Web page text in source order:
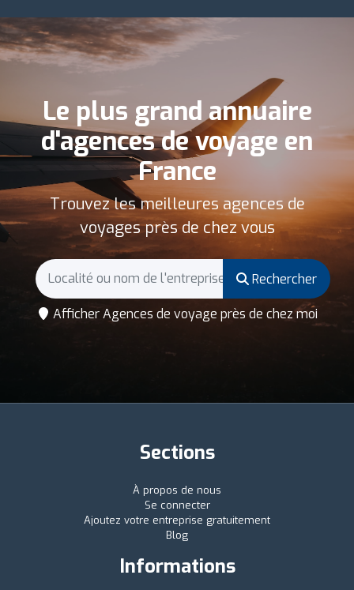
Le plus grand annuaire
d'agences de voyage en
France
Trouvez les meilleures agences de
voyages près de chez vous
Rechercher
Afficher Agences de voyage près de chez moi
Sections
À propos de nous
Se connecter
Ajoutez votre entreprise gratuitement
Blog
Informations